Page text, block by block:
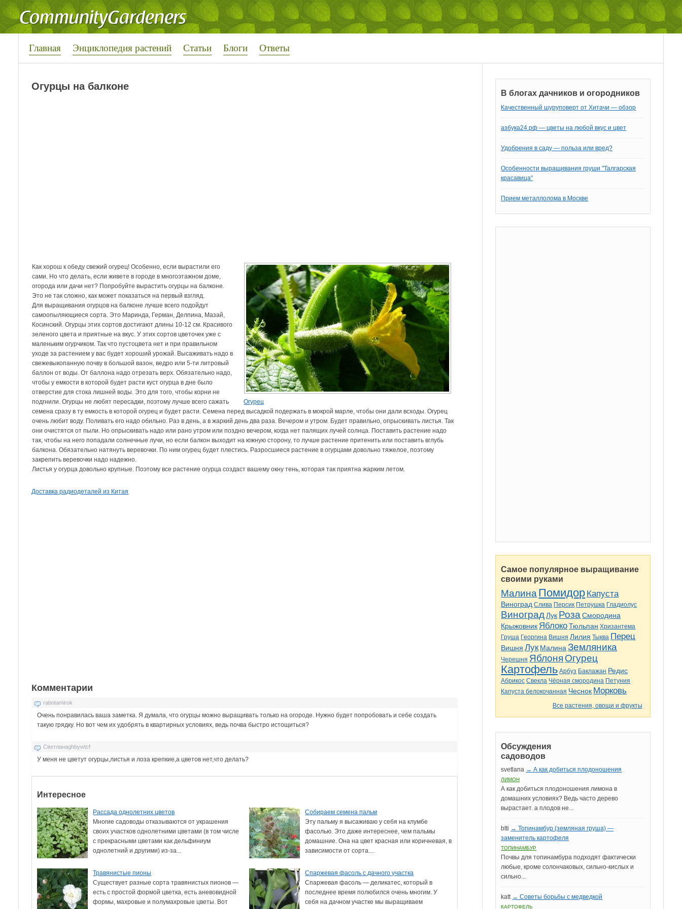
Главная Энциклопедия растений Статьи Блоги Ответы
Огурцы на балконе
Огурец
Как хорош к обеду свежий огурец! Особенно, если вырастили его
сами. Но что делать, если живете в городе в многоэтажном доме,
огорода или дачи нет? Попробуйте вырастить огурцы на балконе.
Это не так сложно, как может показаться на первый взгляд.
Для выращивания огурцов на балконе лучше всего подойдут
самоопыляющиеся сорта. Это Маринда, Герман, Делпина, Мазай,
Косинский. Огурцы этих сортов достигают длины 10-12 см. Красивого
зеленого цвета и приятные на вкус. У этих сортов цветочек уже с
маленьким огурчиком. Так что пустоцвета нет и при правильном
уходе за растением у вас будет хороший урожай. Высаживать надо в
свежевыкопанную почву в большой вазон, ведро или 5-ти литровый
баллон от воды. От баллона надо отрезать верх. Обязательно надо,
чтобы у емкости в которой будет расти куст огурца в дне было
отверстие для стока лишней воды. Это для того, чтобы корни не
подгнили. Огурцы не любят пересадки, поэтому лучше всего сажать
семена сразу в ту емкость в которой огурец и будет расти. Семена перед высадкой подержать в мокрой марле, чтобы они дали всходы. Огурец
очень любит воду. Поливать его надо обильно. Раз в день, а в жаркий день два раза. Вечером и утром. Будет правильно, опрыскивать листья. Так
они очистятся от пыли. Но опрыскивать надо или рано утром или поздно вечером, когда нет палящих лучей солнца. Поставить растение надо
так, чтобы на него попадали солнечные лучи, но если балкон выходит на южную сторону, то лучше растение притенить или поставить вглубь
балкона. Обязательно натянуть веревочки. По ним огурец будет плестись. Разросшиеся растение в огурцами довольно тяжелое, поэтому
закрепить веревочки надо надежно.
Листья у огурца довольно крупные. Поэтому все растение огурца создаст вашему окну тень, которая так приятна жарким летом.
Доставка радиодеталей из Китая
Комментарии
rabotamirok
Очень понравилась ваша заметка. Я думала, что огурцы можно выращивать только на огороде. Нужно будет попробовать и себе создать
такую грядку. Но вот чем их удобрять в квартирных условиях, ведь почва быстро истощиться?
Светланаghbywtcf
У меня не цветут огурцы,листья и лоза крепкие,а цветов нет,что делать?
Интересное
Рассада однолетних цветов
Многие садоводы отказываются от украшения
своих участков однолетними цветами (в том числе
с прекрасными цветами как дельфиниум
однолетний и другими) из-за...
Собираем семена пальм
Эту пальму я высаживаю у себя на клумбе
фасолью. Это даже интереснее, чем пальмы
домашние. Она на цвет красная или коричневая, в
зависимости от сорта....
Травянистые пионы
Существует разные сорта травянистых пионов —
есть с простой формой цветка, есть аневовидной
формы, махровые и полумахровые цветы. Вот
Спаржевая фасоль с дачного участка
Спаржевая фасоль — деликатес, который в
последнее время полюбился очень многим. У
себя на дачном участке мы выращиваем
В блогах дачников и огородников
Качественный шуруповерт от Хитачи — обзор
азбука24.рф — цветы на любой вкус и цвет
Удобрения в саду — польза или вред?
Особенности выращивания груши "Талгарская
красавица"
Прием металлолома в Москве
Самое популярное выращивание
своими руками
Малина Помидор Капуста
Виноград Слива Персик Петрушка Гладиолус
Виноград Лук Роза Смородина
Крыжовник Яблоко Тюльпан Хризантема
Груша Георгина Вишня Лилия Тыква Перец
Вишня Лук Малина Земляника
Черешня Яблоня Огурец
Картофель Арбуз Баклажан Редис
Абрикос Свекла Чёрная смородина Петуния
Капуста белокочанная Чеснок Морковь
Все растения, овощи и фрукты
Обсуждения
садоводов
svetlana → А как добиться плодоношения
ЛИМОН
А как добиться плодоношения лимона в
домашних условиях? Ведь часто дерево
вырастает. а плодов не...
btti → Топинамбур (земляная груша) —
заменитель картофеля
ТОПИНАМБУР
Почвы для топинамбура подходят фактически
любые, кроме солончаковых, сильно-кислых и
сильно...
katt → Советы борьбы с медведкой
КАРТОФЕЛЬ